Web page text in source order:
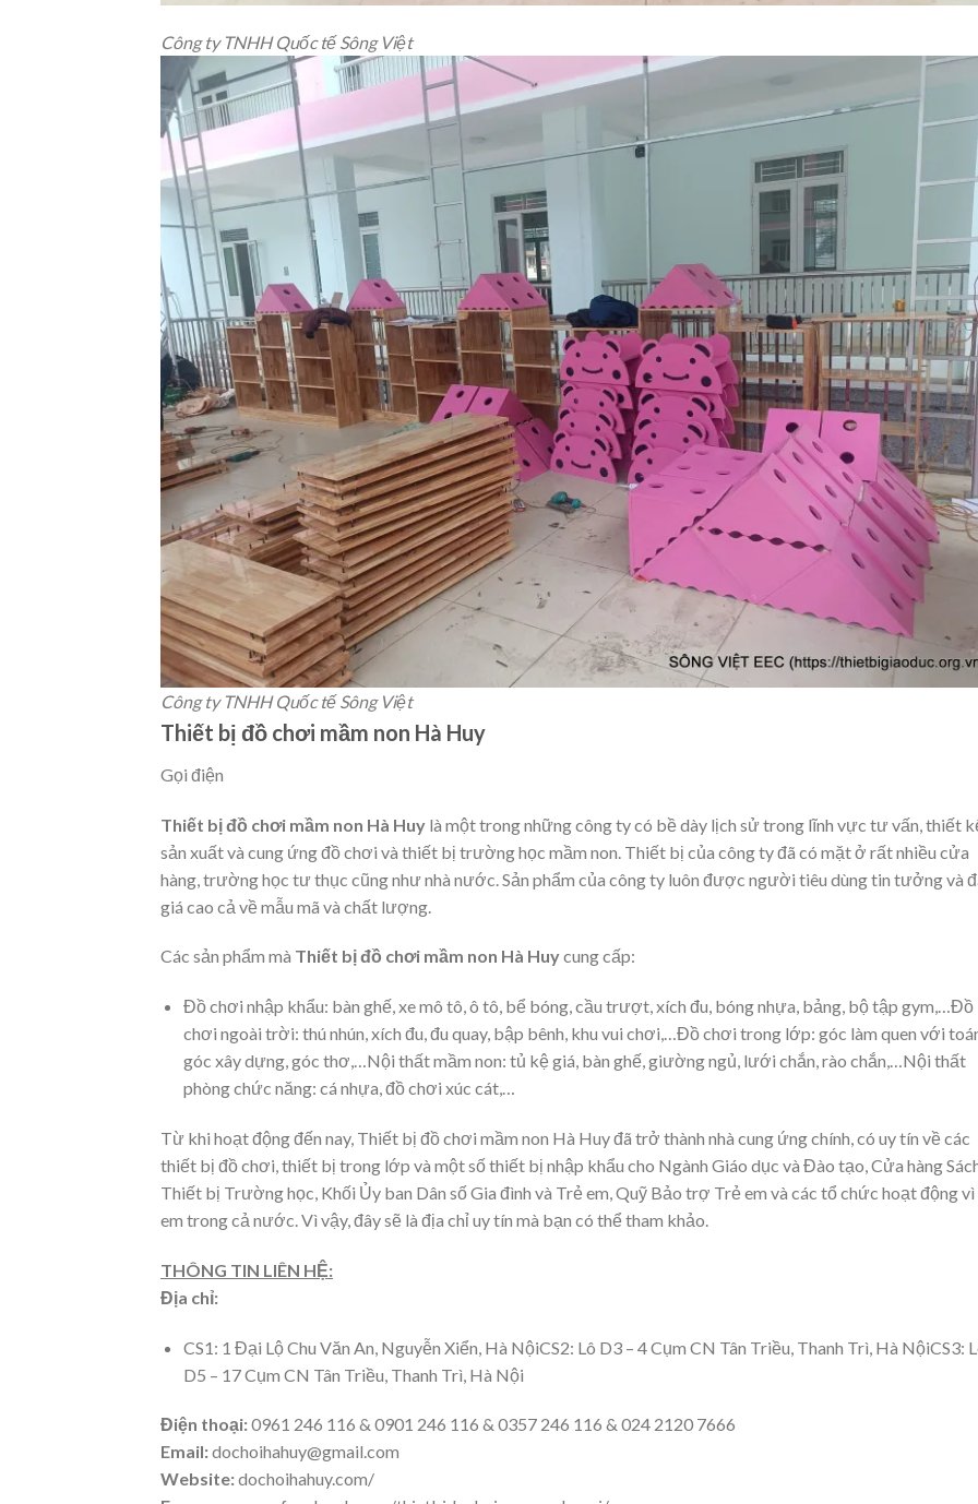
Công ty TNHH Quốc tế Sông Việt
Công ty TNHH Quốc tế Sông Việt
Thiết bị đồ chơi mầm non Hà Huy
Gọi điện
Thiết bị đồ chơi mầm non Hà Huy là một trong những công ty có bề dày lịch sử trong lĩnh vực tư vấn, thiết
sản xuất và cung ứng đồ chơi và thiết bị trường học mầm non. Thiết bị của công ty đã có mặt ở rất nhiều cửa
hàng, trường học tư thục cũng như nhà nước. Sản phẩm của công ty luôn được người tiêu dùng tin tưởng và
giá cao cả về mẫu mã và chất lượng.
Các sản phẩm mà Thiết bị đồ chơi mầm non Hà Huycung cấp:
Đồ chơi nhập khẩu: bàn ghế, xe mô tô, ô tô, bể bóng, cầu trượt, xích đu, bóng nhựa, bảng, bộ tập gym,…Đồ
chơi ngoài trời: thú nhún, xích đu, đu quay, bập bênh, khu vui chơi,…Đồ chơi trong lớp: góc làm quen với
góc xây dựng, góc thơ,…Nội thất mầm non: tủ kệ giá, bàn ghế, giường ngủ, lưới chắn, rào chắn,…Nội thất
phòng chức năng: cá nhựa, đồ chơi xúc cát,…
Từ khi hoạt động đến nay, Thiết bị đồ chơi mầm non Hà Huy đã trở thành nhà cung ứng chính, có uy tín về các
thiết bị đồ chơi, thiết bị trong lớp và một số thiết bị nhập khẩu cho Ngành Giáo dục và Đào tạo, Cửa hàng
Thiết bị Trường học, Khối Ủy ban Dân số Gia đình và Trẻ em, Quỹ Bảo trợ Trẻ em và các tổ chức hoạt động
em trong cả nước. Vì vậy, đây sẽ là địa chỉ uy tín mà bạn có thể tham khảo.
THÔNG TIN LIÊN HỆ:
Địa chỉ:
CS1: 1 Đại Lộ Chu Văn An, Nguyễn Xiển, Hà NộiCS2: Lô D3 – 4 Cụm CN Tân Triều, Thanh Trì, Hà NộiCS3:
D5 – 17 Cụm CN Tân Triều, Thanh Trì, Hà Nội
Điện thoại:0961 246 116 & 0901 246 116 & 0357 246 116 & 024 2120 7666
Email:dochoihahuy@gmail.com
Website:dochoihahuy.com/